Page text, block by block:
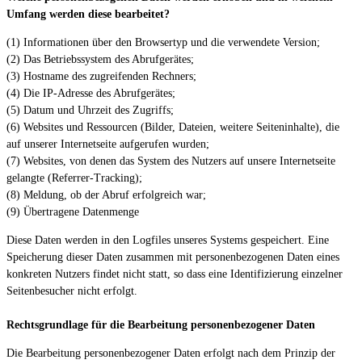
Umfang werden diese bearbeitet?
(1) Informationen über den Browsertyp und die verwendete Version;
(2) Das Betriebssystem des Abrufgerätes;
(3) Hostname des zugreifenden Rechners;
(4) Die IP-Adresse des Abrufgerätes;
(5) Datum und Uhrzeit des Zugriffs;
(6) Websites und Ressourcen (Bilder, Dateien, weitere Seiteninhalte), die
auf unserer Internetseite aufgerufen wurden;
(7) Websites, von denen das System des Nutzers auf unsere Internetseite
gelangte (Referrer-Tracking);
(8) Meldung, ob der Abruf erfolgreich war;
(9) Übertragene Datenmenge
Diese Daten werden in den Logfiles unseres Systems gespeichert. Eine
Speicherung dieser Daten zusammen mit personenbezogenen Daten eines
konkreten Nutzers findet nicht statt, so dass eine Identifizierung einzelner
Seitenbesucher nicht erfolgt.
Rechtsgrundlage für die Bearbeitung personenbezogener Daten
Die Bearbeitung personenbezogener Daten erfolgt nach dem Prinzip der